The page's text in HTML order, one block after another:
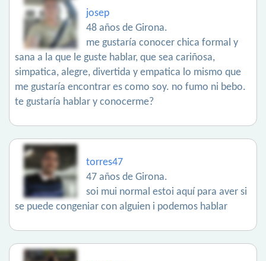
josep
48 años de Girona.
me gustaría conocer chica formal y
sana a la que le guste hablar, que sea cariñosa,
simpatica, alegre, divertida y empatica lo mismo que
me gustaría encontrar es como soy. no fumo ni bebo.
te gustaría hablar y conocerme?
torres47
47 años de Girona.
soi mui normal estoi aquí para aver si
se puede congeniar con alguien i podemos hablar